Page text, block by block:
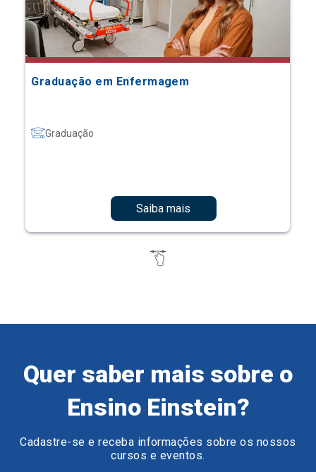
Graduação em Enfermagem
Graduação
Saiba mais
Quer saber mais sobre o
Ensino Einstein?
Cadastre-se e receba informações sobre os nossos
cursos e eventos.